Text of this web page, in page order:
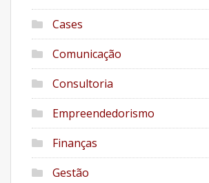
Cases
Comunicação
Consultoria
Empreendedorismo
Finanças
Gestão